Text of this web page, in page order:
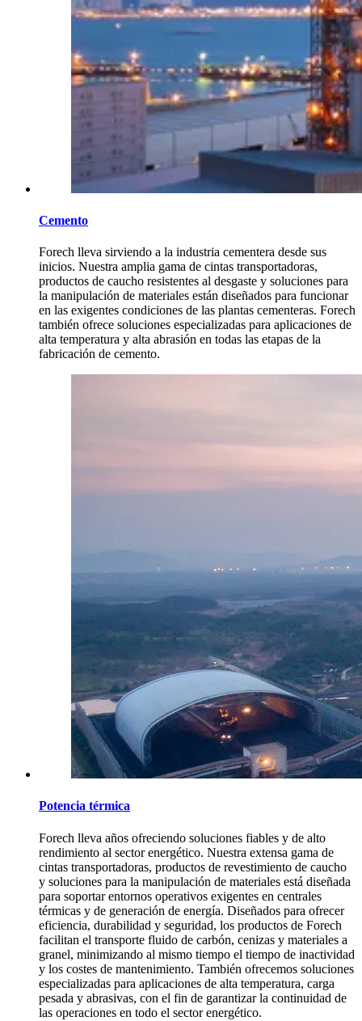
Cemento
Forech lleva sirviendo a la industria cementera desde sus
inicios. Nuestra amplia gama de cintas transportadoras,
productos de caucho resistentes al desgaste y soluciones para
la manipulación de materiales están diseñados para funcionar
en las exigentes condiciones de las plantas cementeras. Forech
también ofrece soluciones especializadas para aplicaciones de
alta temperatura y alta abrasión en todas las etapas de la
fabricación de cemento.
Potencia térmica
Forech lleva años ofreciendo soluciones fiables y de alto
rendimiento al sector energético. Nuestra extensa gama de
cintas transportadoras, productos de revestimiento de caucho
y soluciones para la manipulación de materiales está diseñada
para soportar entornos operativos exigentes en centrales
térmicas y de generación de energía. Diseñados para ofrecer
eficiencia, durabilidad y seguridad, los productos de Forech
facilitan el transporte fluido de carbón, cenizas y materiales a
granel, minimizando al mismo tiempo el tiempo de inactividad
y los costes de mantenimiento. También ofrecemos soluciones
especializadas para aplicaciones de alta temperatura, carga
pesada y abrasivas, con el fin de garantizar la continuidad de
las operaciones en todo el sector energético.